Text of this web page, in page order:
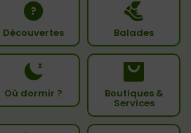
Découvertes Balades
Où dormir ? Boutiques &
Services